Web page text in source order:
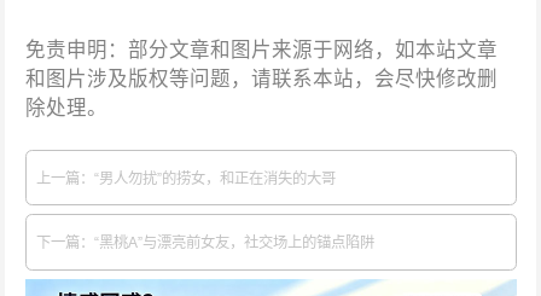
免责申明：部分文章和图片来源于网络，如本站文章
和图片涉及版权等问题，请联系本站，会尽快修改删
除处理。
上一篇：“男人勿扰”的捞女，和正在消失的大哥
下一篇：“黑桃A”与漂亮前女友，社交场上的锚点陷阱